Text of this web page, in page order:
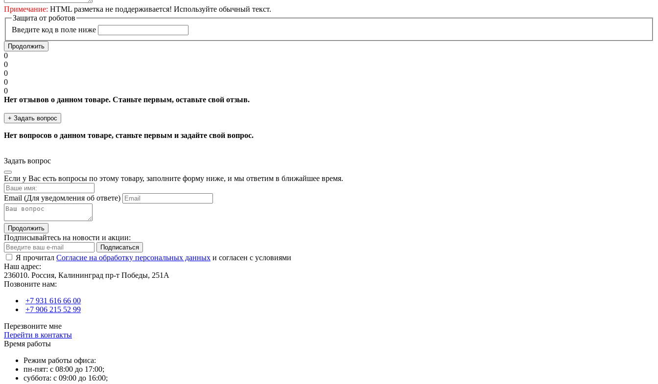
Примечание: HTML разметка не поддерживается! Используйте обычный текст.
Защита от роботов
Введите код в поле ниже
Продолжить
0
0
0
0
0
Нет отзывов о данном товаре. Станьте первым, оставьте свой отзыв.
+ Задать вопрос
Нет вопросов о данном товаре, станьте первым и задайте свой вопрос.
Задать вопрос
Если у Вас есть вопросы по этому товару, заполните форму ниже, и мы ответим в ближайшее время.
Email (Для уведомления об ответе)
Продолжить
Подписывайтесь на новости и акции:
Подписаться
Я прочитал Согласие на обработку персональных данных и согласен с условиями
Наш адрес:
236010. Россия, Калининград пр-т Победы, 251А
Позвоните нам:
+7 931 616 66 00
+7 906 215 52 99
Перезвоните мне
Перейти в контакты
Время работы
Режим работы офиса:
пн-пят: с 08:00 до 17:00;
суббота: с 09:00 до 16:00;